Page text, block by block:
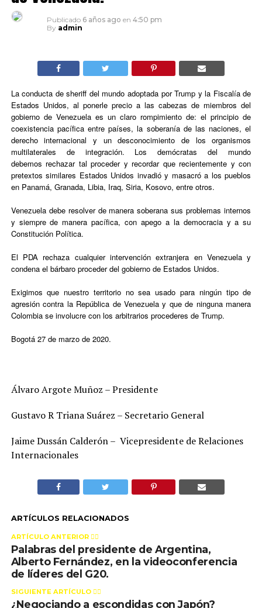
Publicado 6 años ago en 4:50 pm
By admin
La conducta de sheriff del mundo adoptada por Trump y la Fiscalía de
Estados Unidos, al ponerle precio a las cabezas de miembros del
gobierno de Venezuela es un claro rompimiento de: el principio de
coexistencia pacífica entre países, la soberanía de las naciones, el
derecho internacional y un desconocimiento de los organismos
multilaterales de integración. Los demócratas del mundo
debemos rechazar tal proceder y recordar que recientemente y con
pretextos similares Estados Unidos invadió y masacró a los pueblos
en Panamá, Granada, Libia, Iraq, Siria, Kosovo, entre otros.
Venezuela debe resolver de manera soberana sus problemas internos
y siempre de manera pacífica, con apego a la democracia y a su
Constitución Política.
El PDA rechaza cualquier intervención extranjera en Venezuela y
condena el bárbaro proceder del gobierno de Estados Unidos.
Exigimos que nuestro territorio no sea usado para ningún tipo de
agresión contra la República de Venezuela y que de ninguna manera
Colombia se involucre con los arbitrarios procederes de Trump.
Bogotá 27 de marzo de 2020.
Álvaro Argote Muñoz – Presidente
Gustavo R Triana Suárez – Secretario General
Jaime Dussán Calderón – Vicepresidente de Relaciones
Internacionales
ARTÍCULOS RELACIONADOS
ARTÍCULO ANTERIOR 👉🏻
Palabras del presidente de Argentina,
Alberto Fernández, en la videoconferencia
de líderes del G20.
SIGUIENTE ARTÍCULO 👈🏻
¿Negociando a escondidas con Japón?